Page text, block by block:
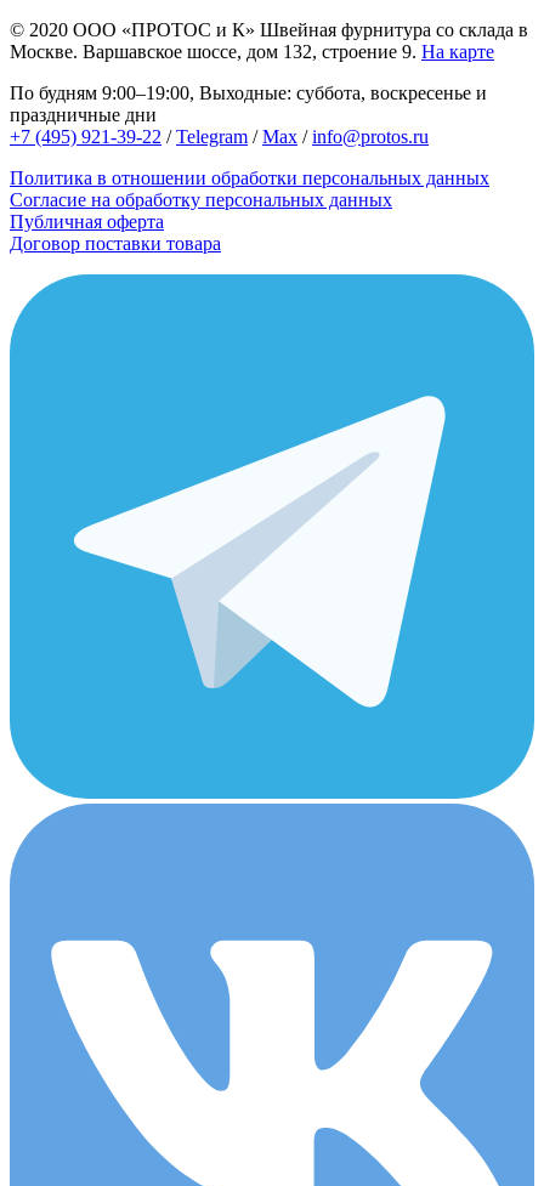
© 2020 ООО «ПРОТОС и К» Швейная фурнитура со склада в
Москве. Варшавское шоссе, дом 132, строение 9. На карте
По будням 9:00–19:00, Выходные: суббота, воскресенье и
праздничные дни
+7 (495) 921-39-22 /Telegram /Max /info@protos.ru
Политика в отношении обработки персональных данных
Согласие на обработку персональных данных
Публичная оферта
Договор поставки товара